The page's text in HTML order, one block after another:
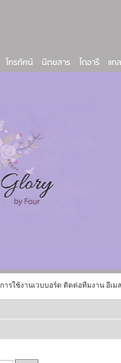
รใช้งานเวบบอร์ด ติดต่อทีมงาน อีเม